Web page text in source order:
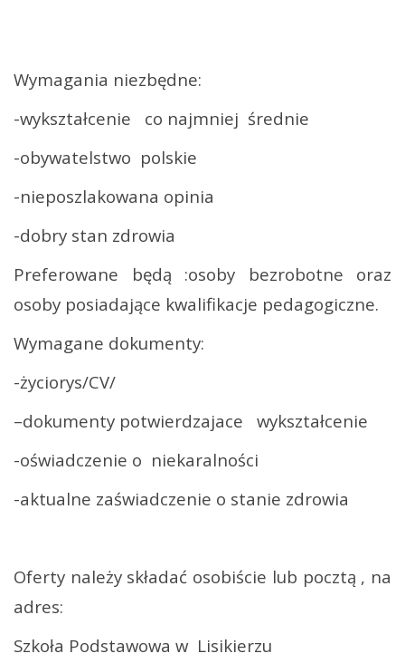
Wymagania niezbędne:
-wykształcenie
co najmniej średnie
-obywatelstwo polskie
-nieposzlakowana opinia
-dobry stan zdrowia
Preferowane będą :osoby bezrobotne oraz
osoby posiadające kwalifikacje pedagogiczne.
Wymagane dokumenty:
-życiorys/CV/
–dokumenty potwierdzajace
wykształcenie
-oświadczenie o niekaralności
-aktualne zaświadczenie o stanie zdrowia
Oferty należy składać osobiście lub pocztą , na
adres:
Szkoła Podstawowa w Lisikierzu